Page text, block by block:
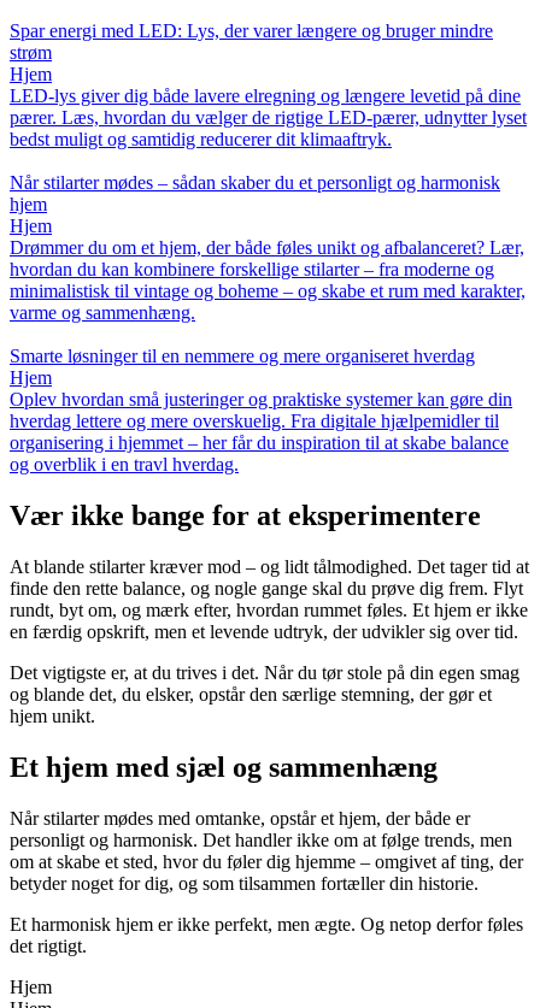
Spar energi med LED: Lys, der varer længere og bruger mindre
strøm
Hjem
LED-lys giver dig både lavere elregning og længere levetid på dine
pærer. Læs, hvordan du vælger de rigtige LED-pærer, udnytter lyset
bedst muligt og samtidig reducerer dit klimaaftryk.
Når stilarter mødes – sådan skaber du et personligt og harmonisk
hjem
Hjem
Drømmer du om et hjem, der både føles unikt og afbalanceret? Lær,
hvordan du kan kombinere forskellige stilarter – fra moderne og
minimalistisk til vintage og boheme – og skabe et rum med karakter,
varme og sammenhæng.
Smarte løsninger til en nemmere og mere organiseret hverdag
Hjem
Oplev hvordan små justeringer og praktiske systemer kan gøre din
hverdag lettere og mere overskuelig. Fra digitale hjælpemidler til
organisering i hjemmet – her får du inspiration til at skabe balance
og overblik i en travl hverdag.
Vær ikke bange for at eksperimentere
At blande stilarter kræver mod – og lidt tålmodighed. Det tager tid at
finde den rette balance, og nogle gange skal du prøve dig frem. Flyt
rundt, byt om, og mærk efter, hvordan rummet føles. Et hjem er ikke
en færdig opskrift, men et levende udtryk, der udvikler sig over tid.
Det vigtigste er, at du trives i det. Når du tør stole på din egen smag
og blande det, du elsker, opstår den særlige stemning, der gør et
hjem unikt.
Et hjem med sjæl og sammenhæng
Når stilarter mødes med omtanke, opstår et hjem, der både er
personligt og harmonisk. Det handler ikke om at følge trends, men
om at skabe et sted, hvor du føler dig hjemme – omgivet af ting, der
betyder noget for dig, og som tilsammen fortæller din historie.
Et harmonisk hjem er ikke perfekt, men ægte. Og netop derfor føles
det rigtigt.
Hjem